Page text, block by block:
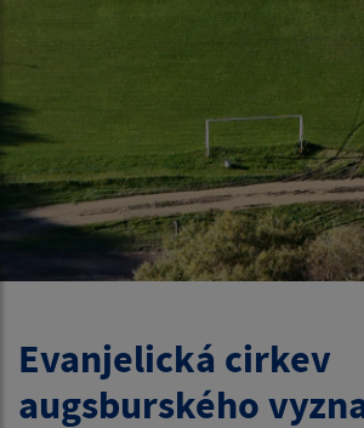
Evanjelická cirkev
augsburského